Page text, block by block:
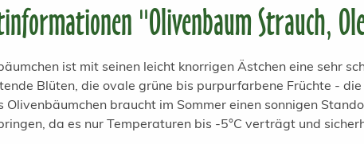
"Olivenbaum Strauch,
ist mit seinen leicht knorrigen Ästchen eine sehr
Blüten, die ovale grüne bis purpurfarbene Früchte -
Olivenbäumchen braucht im Sommer einen sonnigen
da es nur Temperaturen bis -5°C verträgt und